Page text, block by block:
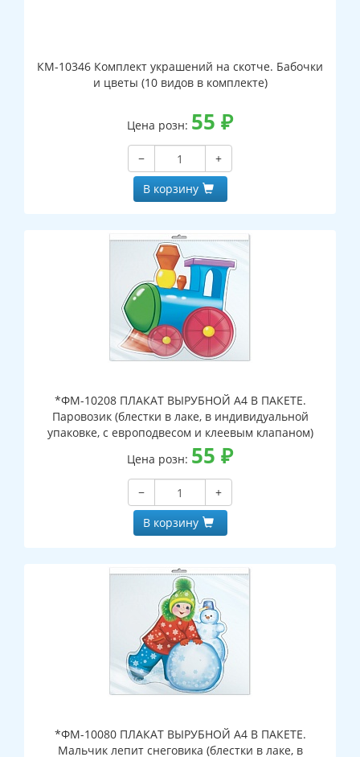
КМ-10346 Комплект украшений на скотче. Бабочки
и цветы (10 видов в комплекте)
Цена розн: 55 ₽
−
+
В корзину
*ФМ-10208 ПЛАКАТ ВЫРУБНОЙ А4 В ПАКЕТЕ.
Паровозик (блестки в лаке, в индивидуальной
упаковке, с европодвесом и клеевым клапаном)
Цена розн: 55 ₽
−
+
В корзину
*ФМ-10080 ПЛАКАТ ВЫРУБНОЙ А4 В ПАКЕТЕ.
Мальчик лепит снеговика (блестки в лаке, в